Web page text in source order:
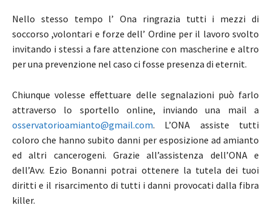
Nello stesso tempo l’ Ona ringrazia tutti i mezzi di
soccorso ,volontari e forze dell’ Ordine per il lavoro svolto
invitando i stessi a fare attenzione con mascherine e altro
per una prevenzione nel caso ci fosse presenza di eternit.
Chiunque volesse effettuare delle segnalazioni può farlo
attraverso lo sportello online, inviando una mail a
osservatorioamianto@gmail.com. L’ONA assiste tutti
coloro che hanno subito danni per esposizione ad amianto
ed altri cancerogeni. Grazie all’assistenza dell’ONA e
dell’Avv. Ezio Bonanni potrai ottenere la tutela dei tuoi
diritti e il risarcimento di tutti i danni provocati dalla fibra
killer.